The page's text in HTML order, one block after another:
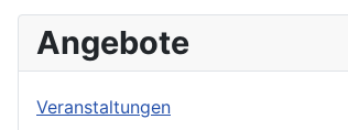
Angebote
Veranstaltungen